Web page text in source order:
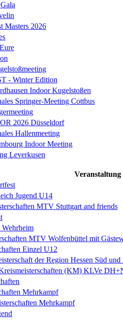
Masters 2026
- Winter Edition
Indoor Kugelstoßen
Springer-Meeting Cottbus
2026 Düsseldorf
Hallenmeeting
Indoor Meeting
Leverkusen
Veranstaltung
Jugend U14
MTV Stuttgart and friends
MTV Wolfenbüttel mit
Einzel U12
der Region Hessen Süd
(KM) KLVe
Mehrkampf
Mehrkampf